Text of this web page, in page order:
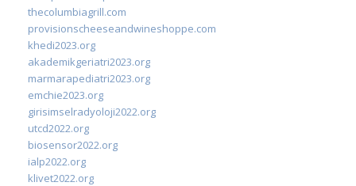
thecolumbiagrill.com
provisionscheeseandwineshoppe.com
khedi2023.org
akademikgeriatri2023.org
marmarapediatri2023.org
emchie2023.org
girisimselradyoloji2022.org
utcd2022.org
biosensor2022.org
ialp2022.org
klivet2022.org